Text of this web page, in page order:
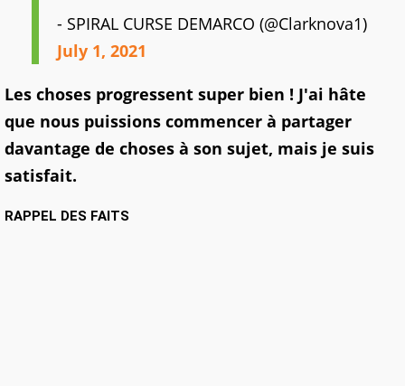
- SPIRAL CURSE DEMARCO (@Clarknova1)
July 1, 2021
Les choses progressent super bien ! J'ai hâte
que nous puissions commencer à partager
davantage de choses à son sujet, mais je suis
satisfait.
RAPPEL DES FAITS